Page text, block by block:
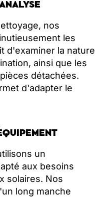
nos
les
d'examiner la nature
ainsi que les
détachées.
d'adapter le
un
aux besoins
solaires. Nos
long manche